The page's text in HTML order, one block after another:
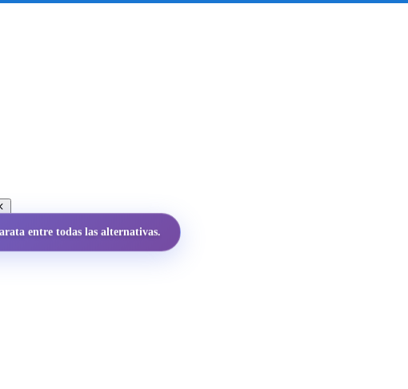
entre todas las alternativas.